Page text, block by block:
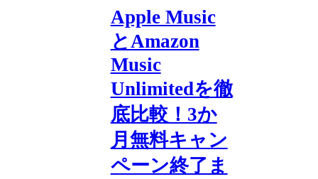
Apple Music
とAmazon
Music
Unlimitedを徹
底比較！3か
月無料キャン
ペーン終了ま